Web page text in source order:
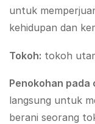
untuk
kehidupan dan
Tokoh: tokoh
Penokohan pada
langsung untuk
berani seorang